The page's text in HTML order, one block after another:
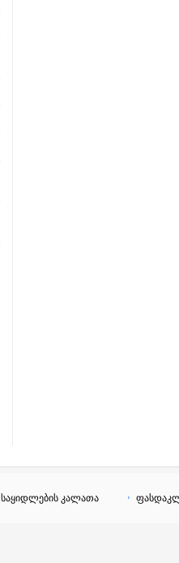
საყიდლების კალათა